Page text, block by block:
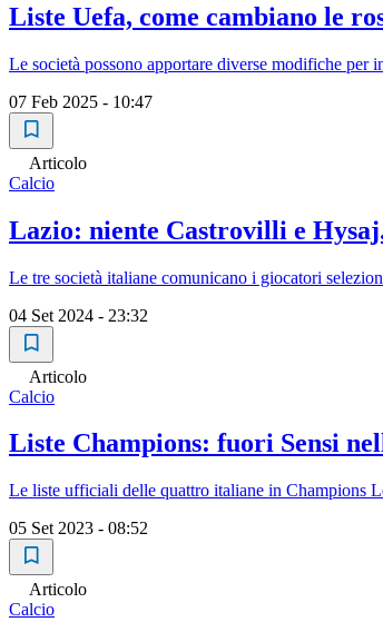
Liste Uefa, come cambiano le
Le società possono apportare diverse modifiche
07 Feb 2025 - 10:47
Articolo
Calcio
Lazio: niente Castrovilli e
Le tre società italiane comunicano i giocatori
04 Set 2024 - 23:32
Articolo
Calcio
Liste Champions: fuori Sensi
Le liste ufficiali delle quattro italiane in Champions
05 Set 2023 - 08:52
Articolo
Calcio